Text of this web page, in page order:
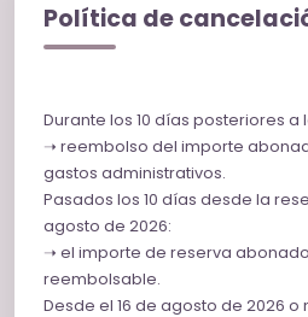
Política de
Durante los 10 días posteriores a
➝ reembolso del importe
gastos administrativos.
Pasados los 10 días desde la
agosto de 2026:
➝ el importe de reserva
reembolsable.
Desde el 16 de agosto de 2026 o